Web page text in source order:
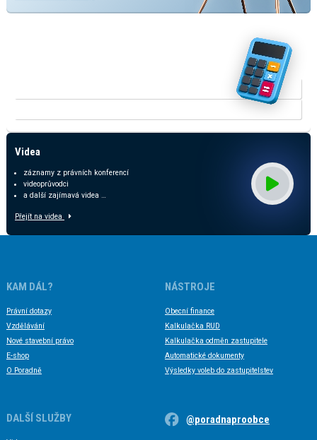
Videa
záznamy z právních konferencí
videoprůvodci
a další zajímavá videa …
Přejít na videa
KAM DÁL?
Právní dotazy
Vzdělávání
Nové stavební právo
E-shop
O Poradně
NÁSTROJE
Obecní finance
Kalkulačka RUD
Kalkulačka odměn zastupitele
Automatické dokumenty
Výsledky voleb do zastupitelstev
DALŠÍ SLUŽBY @poradnaproobce